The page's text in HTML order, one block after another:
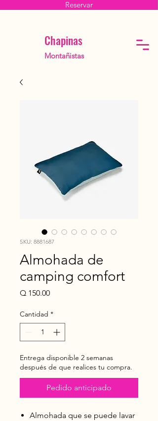
Reservar
Chapinas
Montañistas
SKU: 8881687
Almohada de
camping comfort
Q 150.00Precio
Cantidad *
Entrega disponible 2 semanas
después de que realices tu compra.
Pedido anticipado
Almohada que se puede lavar